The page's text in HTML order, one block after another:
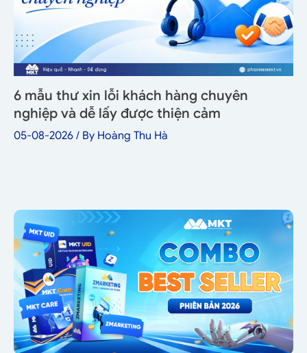
6 mẫu thư xin lỗi khách hàng chuyên
nghiệp và dễ lấy được thiện cảm
05-08-2026 / By Hoàng Thu Hà